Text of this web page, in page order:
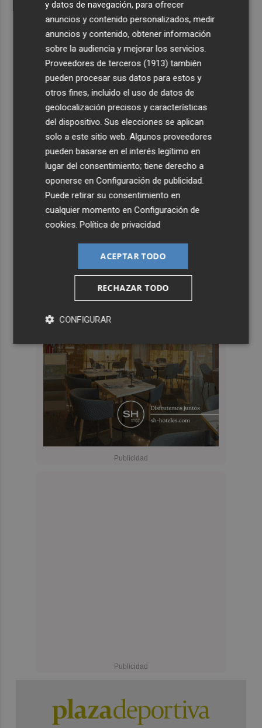
y datos de navegación, para ofrecer
anuncios y contenido personalizados, medir
anuncios y contenido, obtener información
sobre la audiencia y mejorar los servicios.
Proveedores de terceros (1913) también
pueden procesar sus datos para estos y
otros fines, incluido el uso de datos de
geolocalización precisos y características
del dispositivo. Sus elecciones se aplican
solo a este sitio web. Algunos proveedores
pueden basarse en el interés legítimo en
lugar del consentimiento; tiene derecho a
oponerse enConfiguración de publicidad
Puede retirar su consentimiento en
cualquier momento enConfiguración de
cookies .Política de privacidad
ACEPTAR TODO
RECHAZAR TODO
CONFIGURAR